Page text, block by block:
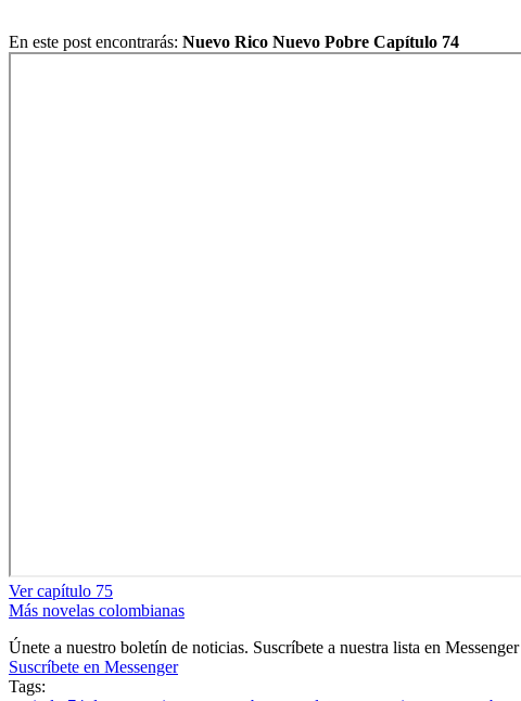
En este post encontrarás: Nuevo Rico Nuevo Pobre Capítulo 74
Ver capítulo 75
Más novelas colombianas
Únete a nuestro boletín de noticias. Suscríbete a nuestra lista en
Suscríbete en Messenger
Tags: